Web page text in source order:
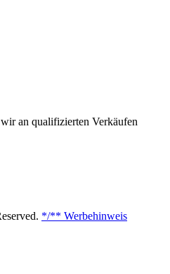
an qualifizierten Verkäufen
*/** Werbehinweis